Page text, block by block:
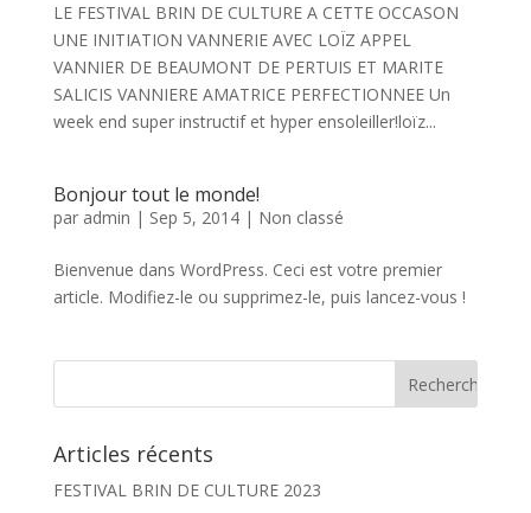
LE FESTIVAL BRIN DE CULTURE A CETTE OCCASON
UNE INITIATION VANNERIE AVEC LOÏZ APPEL
VANNIER DE BEAUMONT DE PERTUIS ET MARITE
SALICIS VANNIERE AMATRICE PERFECTIONNEE Un
week end super instructif et hyper ensoleiller!loïz...
Bonjour tout le monde!
par admin | Sep 5, 2014| Non classé
Bienvenue dans WordPress. Ceci est votre premier
article. Modifiez-le ou supprimez-le, puis lancez-vous !
Articles récents
FESTIVAL BRIN DE CULTURE 2023